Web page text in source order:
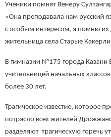
Ученики помнят Венеру
«Она преподавала нам русский
с особым интересом, я помню их
жительница села Старые
В гимназии №175 города Казани
учительницей начальных
более 30 лет.
Трагическое известие, которое
потрясло всех жителей
разделяют трагическую горечь